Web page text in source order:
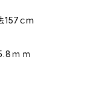
ｃｍ
ｍｍ